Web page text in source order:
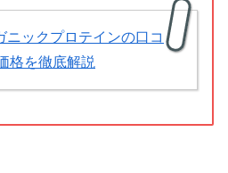
ニックプロテインの口コ
格を徹底解説